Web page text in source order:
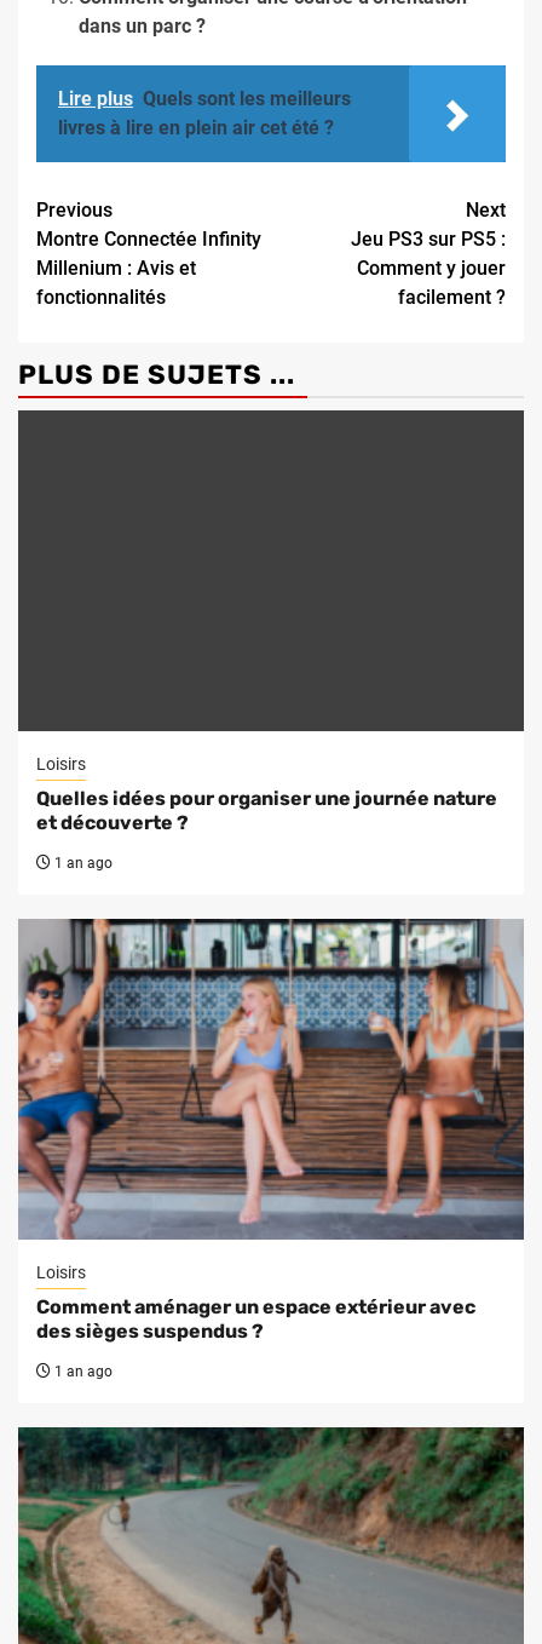
dans un parc ?
Lire plus Quels sont les meilleurs
livres à lire en plein air cet été ?
Continue
Reading
Previous
Montre Connectée Infinity
Millenium : Avis et
fonctionnalités
Next
Jeu PS3 sur PS5 :
Comment y jouer
facilement ?
PLUS DE SUJETS ...
Loisirs
Quelles idées pour organiser une journée nature
et découverte ?
1 an ago
Loisirs
Comment aménager un espace extérieur avec
des sièges suspendus ?
1 an ago